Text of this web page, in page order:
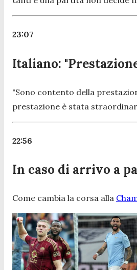
23:07
Italiano:
"Sono contento della
prestazione è stata
22:56
In caso di arrivo a
Come cambia la corsa alla